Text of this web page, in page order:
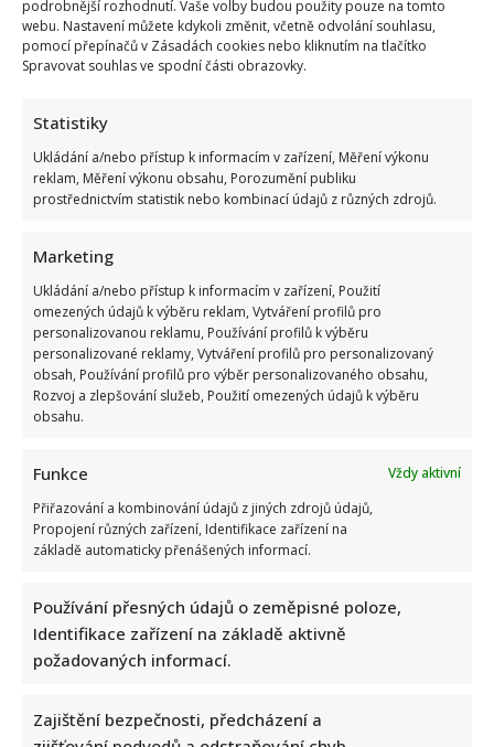
podrobnější rozhodnutí. Vaše volby budou použity pouze na tomto
webu. Nastavení můžete kdykoli změnit, včetně odvolání souhlasu,
pomocí přepínačů v Zásadách cookies nebo kliknutím na tlačítko
Spravovat souhlas ve spodní části obrazovky.
Statistiky
Ukládání a/nebo přístup k informacím v zařízení, Měření výkonu
reklam, Měření výkonu obsahu, Porozumění publiku
prostřednictvím statistik nebo kombinací údajů z různých zdrojů.
Marketing
Ukládání a/nebo přístup k informacím v zařízení, Použití
omezených údajů k výběru reklam, Vytváření profilů pro
personalizovanou reklamu, Používání profilů k výběru
personalizované reklamy, Vytváření profilů pro personalizovaný
obsah, Používání profilů pro výběr personalizovaného obsahu,
Rozvoj a zlepšování služeb, Použití omezených údajů k výběru
obsahu.
Funkce
Vždy aktivní
Přiřazování a kombinování údajů z jiných zdrojů údajů,
Propojení různých zařízení, Identifikace zařízení na
základě automaticky přenášených informací.
Používání přesných údajů o zeměpisné poloze,
Identifikace zařízení na základě aktivně
požadovaných informací.
Zajištění bezpečnosti, předcházení a